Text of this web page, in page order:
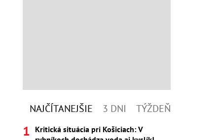
NAJČÍTANEJŠIE 3 DNI TÝŽDEŇ
Kritická situácia pri Košiciach: V